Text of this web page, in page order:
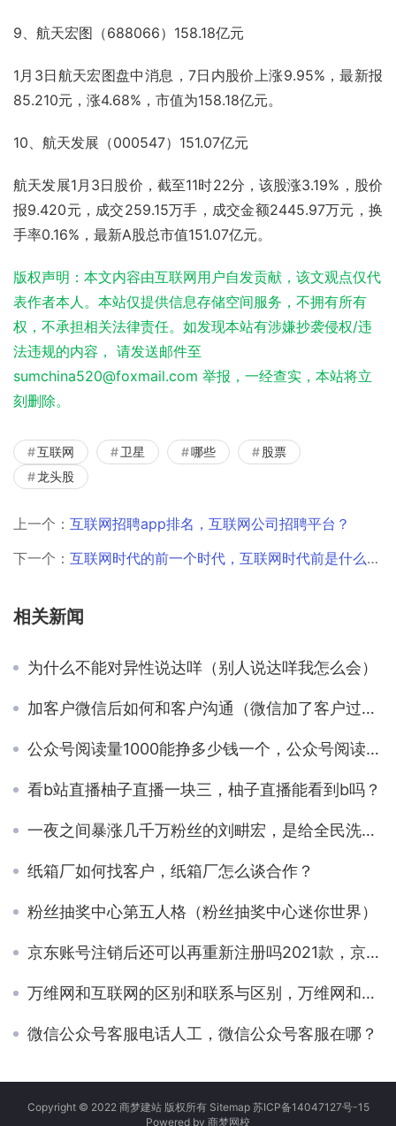
9、航天宏图（688066）158.18亿元
1月3日航天宏图盘中消息，7日内股价上涨9.95%，最新报
85.210元，涨4.68%，市值为158.18亿元。
10、航天发展（000547）151.07亿元
航天发展1月3日股价，截至11时22分，该股涨3.19%，股价
报9.420元，成交259.15万手，成交金额2445.97万元，换
手率0.16%，最新A股总市值151.07亿元。
版权声明：本文内容由互联网用户自发贡献，该文观点仅代
表作者本人。本站仅提供信息存储空间服务，不拥有所有
权，不承担相关法律责任。如发现本站有涉嫌抄袭侵权/违
法违规的内容， 请发送邮件至
sumchina520@foxmail.com 举报，一经查实，本站将立
刻删除。
互联网 卫星 哪些
股票
龙头股
上一个： 互联网招聘app排名，互联网公司招聘平台？
下一个： 互联网时代的前一个时代，互联网时代前是什么时代？
相关新闻
为什么不能对异性说达咩（别人说达咩我怎么会）
加客户微信后如何和客户沟通（微信加了客户过后怎么跟客户聊天）
公众号阅读量1000能挣多少钱一个，公众号阅读量10000能挣多少钱？
看b站直播柚子直播一块三，柚子直播能看到b吗？
一夜之间暴涨几千万粉丝的刘畊宏，是给全民洗脑了吗？
纸箱厂如何找客户，纸箱厂怎么谈合作？
粉丝抽奖中心第五人格（粉丝抽奖中心迷你世界）
京东账号注销后还可以再重新注册吗2021款，京东账号注销后还可以再重新注册吗？
万维网和互联网的区别和联系与区别，万维网和互联网有何联系和区别？
微信公众号客服电话人工，微信公众号客服在哪？
Copyright © 2022 商梦建站 版权所有 Sitemap 苏ICP备14047127号-15
Powered by 商梦网校